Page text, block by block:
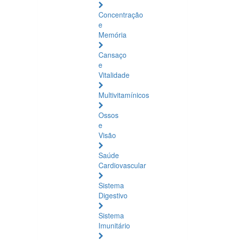
Concentração
e
Memória
Cansaço
e
Vitalidade
Multivitamínicos
Ossos
e
Visão
Saúde
Cardiovascular
Sistema
Digestivo
Sistema
Imunitário